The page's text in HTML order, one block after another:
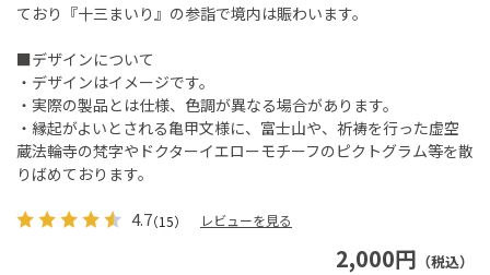
2,000円 （税込）
ており『十三まいり』の参詣で境内は賑わいます。
■デザインについて
・デザインはイメージです。
・実際の製品とは仕様、色調が異なる場合があります。
・縁起がよいとされる亀甲文様に、富士山や、祈祷を行った虚空
蔵法輪寺の梵字やドクターイエローモチーフのピクトグラム等を散
りばめております。
4.7（15） レビューを見る